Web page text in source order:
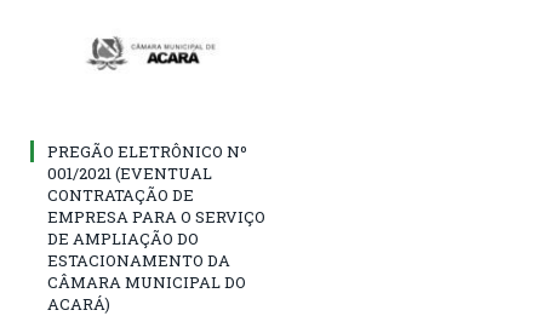
PREGÃO ELETRÔNICO Nº
001/2021 (EVENTUAL
CONTRATAÇÃO DE
EMPRESA PARA O SERVIÇO
DE AMPLIAÇÃO DO
ESTACIONAMENTO DA
CÂMARA MUNICIPAL DO
ACARÁ)